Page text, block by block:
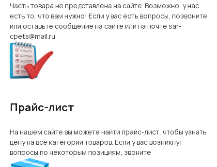
Часть товара не представлена на сайте. Возможно, у нас
есть то, что вам нужно! Если у вас есть вопросы, позвоните
или оставьте сообщение на сайте или на почте sar-
cpets@mail.ru
Прайс-лист
На нашем сайте вы можете найти прайс-лист, чтобы узнать
цену на все категории товаров. Если у вас возникнут
вопросы по некоторым позициям, звоните